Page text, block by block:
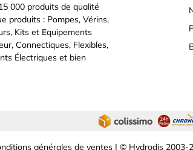
000 produits de qualité
produits : Pompes, Vérins,
Kits et Equipements
Connectiques, Flexibles,
Électriques et bien
générales de ventes | © Hydrodis 2003-